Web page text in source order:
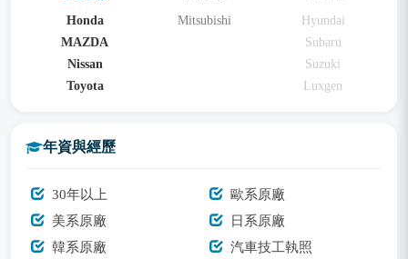
Honda
MAZDA
Nissan
Toyota
Mitsubishi
Hyundai
Subaru
Suzuki
Luxgen
年資與經歷
30年以上
歐系原廠
美系原廠
日系原廠
韓系原廠
汽車技工執照